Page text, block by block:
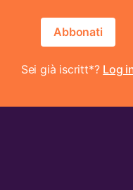
Abbonati
Sei già iscritt*? Log